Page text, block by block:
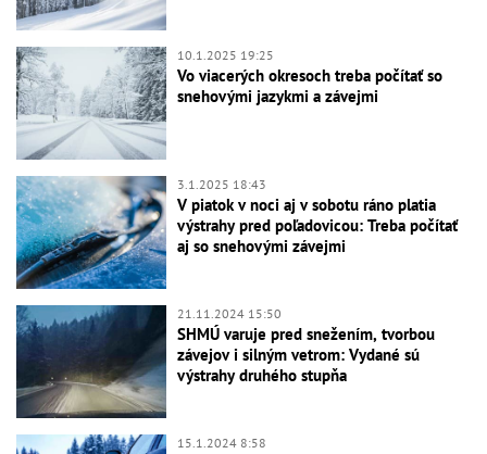
10.1.2025 19:25
Vo viacerých okresoch treba počítať so
snehovými jazykmi a závejmi
3.1.2025 18:43
V piatok v noci aj v sobotu ráno platia
výstrahy pred poľadovicou: Treba počítať
aj so snehovými závejmi
21.11.2024 15:50
SHMÚ varuje pred snežením, tvorbou
závejov i silným vetrom: Vydané sú
výstrahy druhého stupňa
15.1.2024 8:58